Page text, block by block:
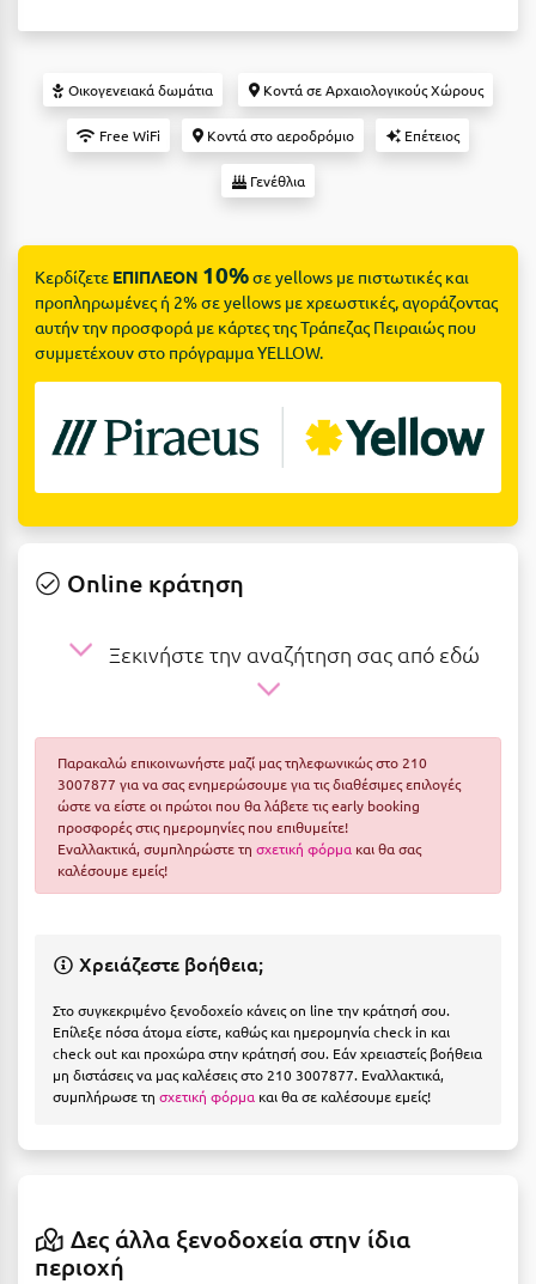
Βραχάτι Κορινθίας
Βυτίνα
Γλυφάδα
Γρεβενά
Ε
Ελάτη Αρκαδίας
Ελούντα Κρήτης
Ερέτρια
Ερμιόνη
Εύβοια
Ζαγοροχώρια
Ζάκυνθος
Ηράκλειο
Δες όλες τις προσφορές
Οικογενειακά δωμάτια Κοντά σε Αρχαιολογικούς Χώρους
Free WiFi Κοντά στο αεροδρόμιο Επέτειος
Γενέθλια
Κερδίζετε ΕΠΙΠΛΕΟΝ 10%σε yellows με πιστωτικές και
προπληρωμένες ή 2% σε yellows με χρεωστικές, αγοράζοντας
αυτήν την προσφορά με κάρτες της Τράπεζας Πειραιώς που
συμμετέχουν στο πρόγραμμα YELLOW.
Online κράτηση
Ξεκινήστε την αναζήτηση σας από εδώ
Παρακαλώ επικοινωνήστε μαζί μας τηλεφωνικώς στο 210
3007877 για να σας ενημερώσουμε για τις διαθέσιμες επιλογές
ώστε να είστε οι πρώτοι που θα λάβετε τις early booking
προσφορές στις ημερομηνίες που επιθυμείτε!
Εναλλακτικά, συμπληρώστε τη σχετική φόρμακαι θα σας
καλέσουμε εμείς!
Χρειάζεστε βοήθεια;
Στο συγκεκριμένο ξενοδοχείο κάνεις on line την κράτησή σου.
Επίλεξε πόσα άτομα είστε, καθώς και ημερομηνία check in και
check out και προχώρα στην κράτησή σου. Εάν χρειαστείς βοήθεια
μη διστάσεις να μας καλέσεις στο 210 3007877. Εναλλακτικά,
συμπλήρωσε τη σχετική φόρμα και θα σε καλέσουμε εμείς!
Δες άλλα ξενοδοχεία στην ίδια
περιοχή